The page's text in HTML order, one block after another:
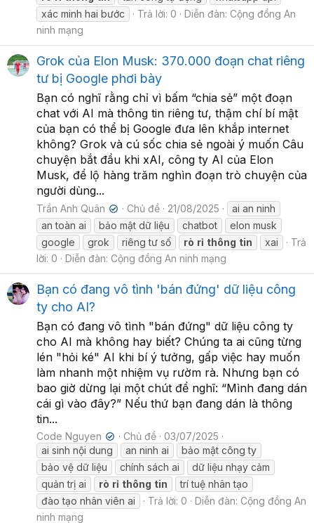
xác minh hai bước
Trả lời: 0 Diễn đàn: Cộng đồng An
ninh mạng
Grok của Elon Musk: 370.000 đoạn chat riêng
tư bị Google phơi bày
Bạn có nghĩ rằng chỉ vì bấm “chia sẻ” một đoạn
chat với AI mà thông tin riêng tư, thậm chí bí mật
của bạn có thể bị Google đưa lên khắp internet
không? Grok và cú sốc chia sẻ ngoài ý muốn Câu
chuyện bắt đầu khi xAI, công ty AI của Elon
Musk, để lộ hàng trăm nghìn đoạn trò chuyện của
người dùng...
Trần Anh Quân ✔ Chủ đề 21/08/2025
ai an ninh
an toàn ai
bảo mật dữ liệu chatbot
elon musk
google
grok riêng tư số rò rỉ thông tin xai
Trả
lời: 0
Diễn đàn: Cộng đồng An ninh mạng
Bạn có đang vô tình 'bán đứng' dữ liệu công
ty cho AI?
Bạn có đang vô tình "bán đứng" dữ liệu công ty
cho AI mà không hay biết? Chúng ta ai cũng từng
lén "hỏi ké" AI khi bí ý tưởng, gấp việc hay muốn
làm nhanh một nhiệm vụ rườm rà. Nhưng bạn có
bao giờ dừng lại một chút để nghĩ: “Mình đang dán
cái gì vào đây?” Nếu thứ bạn đang dán là thông
tin...
Code Nguyen ✔ Chủ đề
03/07/2025
ai sinh nội dung
an ninh ai
bảo mật công ty
bảo vệ dữ liệu
chính sách ai
dữ liệu nhạy cảm
quản trị ai
rò rỉ thông tin
trí tuệ nhân tạo
đào tạo nhân viên ai
Trả lời: 0 Diễn đàn: Cộng đồng An
ninh mạng